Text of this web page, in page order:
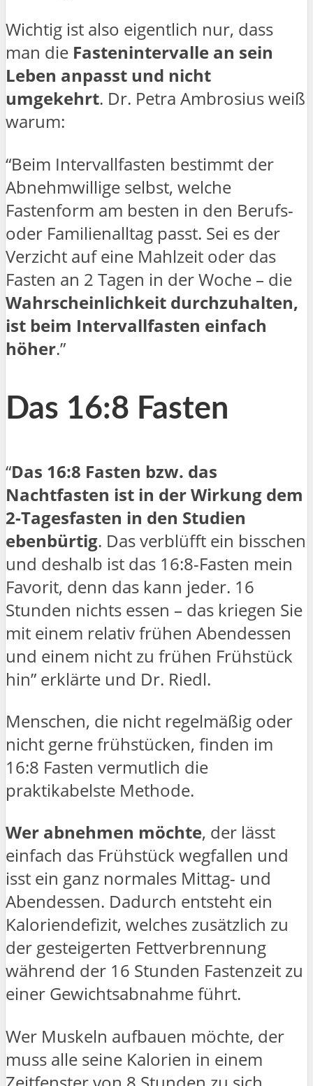
Wichtig ist also eigentlich nur, dass
man die Fastenintervalle an sein
Leben anpasst und nicht
umgekehrt. Dr. Petra Ambrosius weiß
warum:
“Beim Intervallfasten bestimmt der
Abnehmwillige selbst, welche
Fastenform am besten in den Berufs-
oder Familienalltag passt. Sei es der
Verzicht auf eine Mahlzeit oder das
Fasten an 2 Tagen in der Woche – die
Wahrscheinlichkeit durchzuhalten,
ist beim Intervallfasten einfach
höher.”
Das 16:8 Fasten
“Das 16:8 Fasten bzw. das
Nachtfasten ist in der Wirkung dem
2-Tagesfasten in den Studien
ebenbürtig. Das verblüfft ein bisschen
und deshalb ist das 16:8-Fasten mein
Favorit, denn das kann jeder. 16
Stunden nichts essen – das kriegen Sie
mit einem relativ frühen Abendessen
und einem nicht zu frühen Frühstück
hin” erklärte und Dr. Riedl.
Menschen, die nicht regelmäßig oder
nicht gerne frühstücken, finden im
16:8 Fasten vermutlich die
praktikabelste Methode.
Wer abnehmen möchte, der lässt
einfach das Frühstück wegfallen und
isst ein ganz normales Mittag- und
Abendessen. Dadurch entsteht ein
Kaloriendefizit, welches zusätzlich zu
der gesteigerten Fettverbrennung
während der 16 Stunden Fastenzeit zu
einer Gewichtsabnahme führt.
Wer Muskeln aufbauen möchte, der
muss alle seine Kalorien in einem